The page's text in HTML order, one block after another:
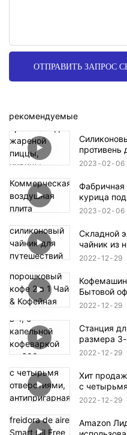
ОТПРАВИТЬ ЗАПРОС
рекомендуемые
противень
жареной
2023 02 06
Фабричная
курица
воздушная
2023 02 06
Складной
чайник из
носить с
2022 12 29
Бытовой
Чай &
воды
2022 12 29
Станция
размера 3-
600 мл,
2022 12 29
Хит
с
сковорода
2022 12 29
Amazon